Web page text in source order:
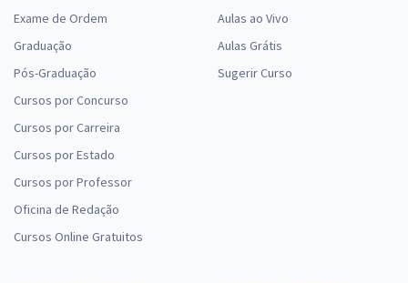
Exame de Ordem
Graduação
Pós-Graduação
Cursos por Concurso
Cursos por Carreira
Cursos por Estado
Cursos por Professor
Oficina de Redação
Cursos Online Gratuitos
Aulas ao Vivo
Aulas Grátis
Sugerir Curso